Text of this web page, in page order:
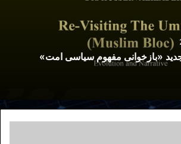
«بازخوانی مفهوم سیاسی امت»